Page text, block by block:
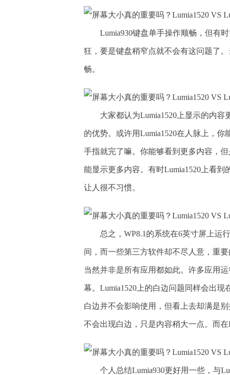
Lumia930键盘单手操作顺畅，但有
狂，要是键盘稍窄点就不会有这问题了
畅。
大家都认为Lumia1520上显示的内
的优势。或许用Lumia1520在人脉上，
手指就完了嘛。你能够看到更多内容，
能显示更多内容。有时Lumia1520上看到
让人很不习惯。
总之，WP8.1的系统在6英寸屏上运
间，而一些第三方软件却不尽人意，重
当然并非是所有应用都如此。许多应用
幕。Lumia1520上的白边问题同样会出现
白边并不会影响使用，但看上去却满是
不会出现白边，只是内容稍大一点。而
个人总结Lumia930更好用一些，与